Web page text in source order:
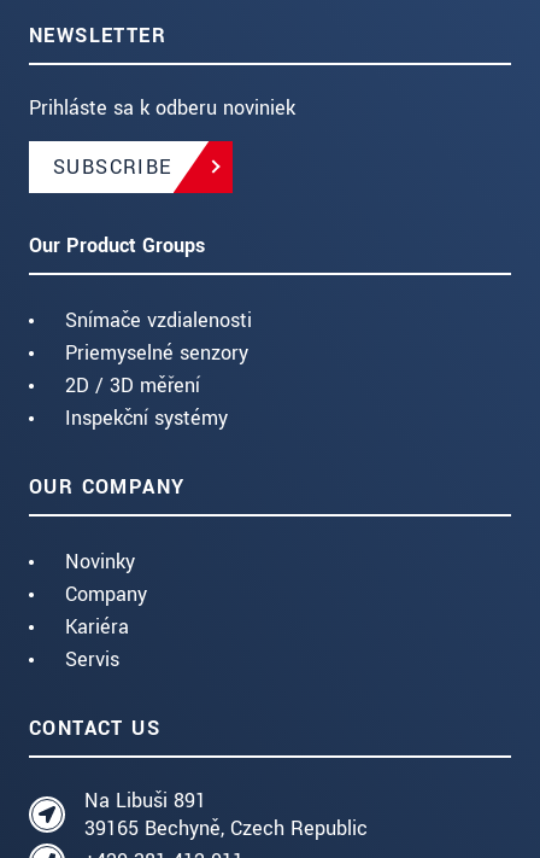
NEWSLETTER
Prihláste sa k odberu noviniek
SUBSCRIBE
Our Product Groups
Snímače vzdialenosti
Priemyselné senzory
2D / 3D měření
Inspekční systémy
OUR COMPANY
Novinky
Company
Kariéra
Servis
CONTACT US
Na Libuši 891
39165 Bechyně, Czech Republic